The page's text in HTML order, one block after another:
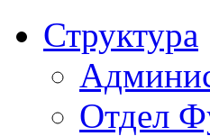
Структура
Отдел